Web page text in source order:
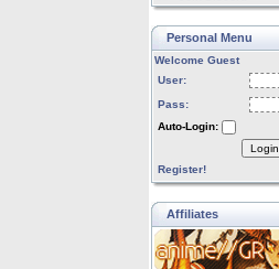
Personal Menu
Welcome Guest
User:
Pass:
Auto-Login:
Login
Register!
Affiliates